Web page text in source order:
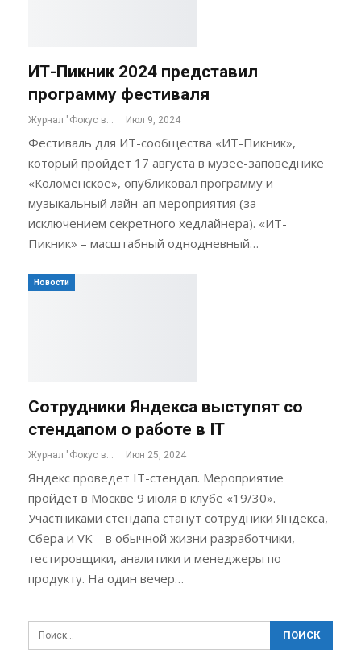
ИТ-Пикник 2024 представил
программу фестиваля
Июл 9, 2024
Фестиваль для ИТ-сообщества «ИТ-Пикник»,
который пройдет 17 августа в музее-заповеднике
«Коломенское», опубликовал программу и
музыкальный лайн-ап мероприятия (за
исключением секретного хедлайнера). «ИТ-
Пикник» – масштабный однодневный…
Новости
Сотрудники Яндекса выступят со
стендапом о работе в IT
Журнал "Фокус внимания" Июн 25, 2024
Яндекс проведет IT-стендап. Мероприятие
пройдет в Москве 9 июля в клубе «19/30».
Участниками стендапа станут сотрудники Яндекса,
Сбера и VK – в обычной жизни разработчики,
тестировщики, аналитики и менеджеры по
продукту. На один вечер…